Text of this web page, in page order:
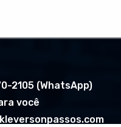
2105 (WhatsApp)
você